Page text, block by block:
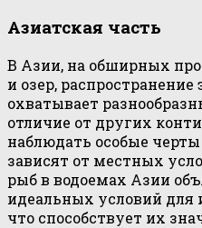
Азиатская часть
В Азии, на обширных
и озер,
охватывает
отличие от других
наблюдать особые
зависят от местных
рыб в водоемах Азии
идеальных условий
что способствует их